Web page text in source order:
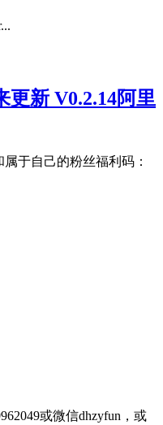
新 V0.2.14阿里
于自己的粉丝福利码：
或微信dhzyfun，或